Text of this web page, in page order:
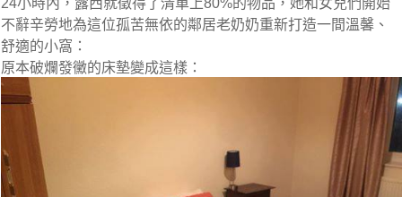
24小時內，露西就徵得了清單上80%的物品， 她和女兒們開始
不辭辛勞地為這位孤苦無依的鄰居老奶奶重新打造一間溫馨、
舒適的小窩：
原本破爛發黴的床墊變成這樣：